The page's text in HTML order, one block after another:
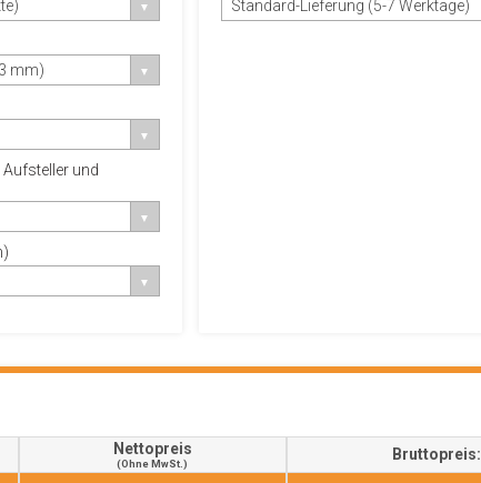
mm)
und
Standard-Lieferung (5-7 Werktage)
Nettopreis
(ohne MwSt.)
Bruttopreis: